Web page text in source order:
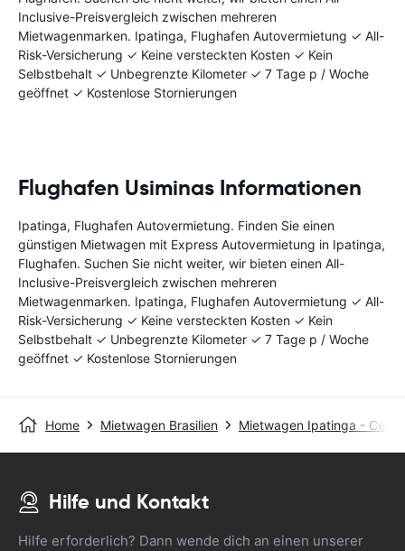
Inclusive-Preisvergleich zwischen mehreren
Mietwagenmarken. Ipatinga, Flughafen Autovermietung ✓ All-
Risk-Versicherung ✓ Keine versteckten Kosten ✓ Kein
Selbstbehalt ✓ Unbegrenzte Kilometer ✓ 7 Tage p / Woche
geöffnet ✓ Kostenlose Stornierungen
Flughafen Usiminas Informationen
Ipatinga, Flughafen Autovermietung. Finden Sie einen
günstigen Mietwagen mit Express Autovermietung in Ipatinga,
Flughafen. Suchen Sie nicht weiter, wir bieten einen All-
Inclusive-Preisvergleich zwischen mehreren
Mietwagenmarken. Ipatinga, Flughafen Autovermietung ✓ All-
Risk-Versicherung ✓ Keine versteckten Kosten ✓ Kein
Selbstbehalt ✓ Unbegrenzte Kilometer ✓ 7 Tage p / Woche
geöffnet ✓ Kostenlose Stornierungen
Home Mietwagen Brasilien Mietwagen Ipatinga -
Hilfe und Kontakt
Hilfe erforderlich? Dann wende dich an einen unserer